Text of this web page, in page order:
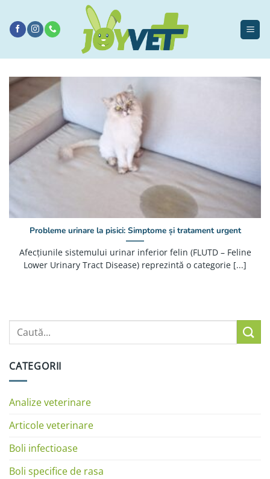
conținut
CATEGORII
Analize veterinare
Articole veterinare
Boli infectioase
Boli specifice de rasa
Probleme urinare la pisici: Simptome și tratament urgent
Afecțiunile sistemului urinar inferior felin (FLUTD – Feline
Lower Urinary Tract Disease) reprezintă o categorie [...]